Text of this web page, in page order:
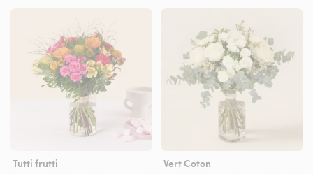
Tutti frutti Vert Coton